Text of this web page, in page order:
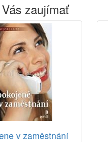
zaujímať
v zaměstnání